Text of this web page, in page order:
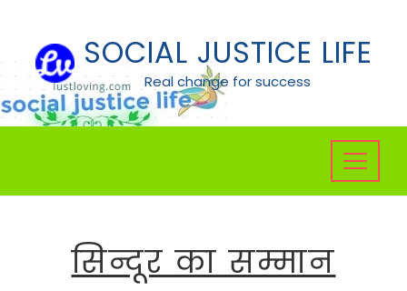
content
SOCIAL JUSTICE LIFE
Real change for success
सिन्दूर का सम्मान